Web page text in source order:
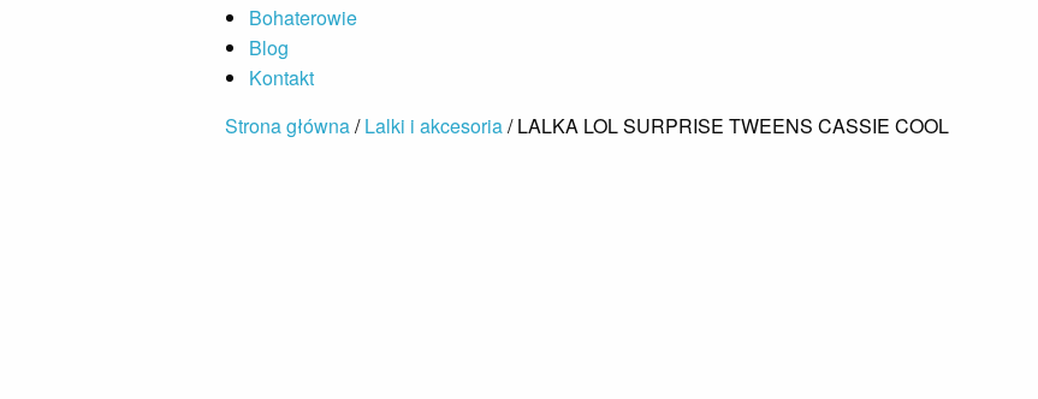
Bohaterowie
Blog
Kontakt
Strona główna/Lalki i akcesoria/ LALKA LOL SURPRISE TWEENS CASSIE COOL